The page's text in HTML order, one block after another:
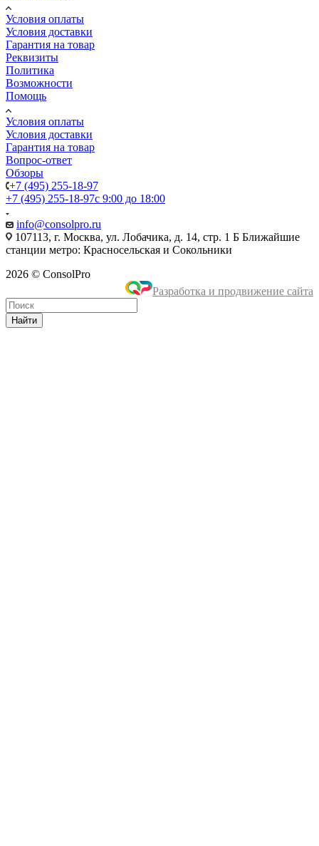
Условия оплаты
Условия доставки
Гарантия на товар
Реквизиты
Политика
Возможности
Помощь
Условия оплаты
Условия доставки
Гарантия на товар
Вопрос-ответ
Обзоры
+7 (495) 255-18-97
+7 (495) 255-18-97с 9:00 до 18:00
info@consolpro.ru
107113, г. Москва, ул. Лобачика, д. 14, стр. 1 Б Ближайшие
станции метро: Красносельская и Сокольники
2026 © ConsolPro
Разработка и продвижение сайта
Найти